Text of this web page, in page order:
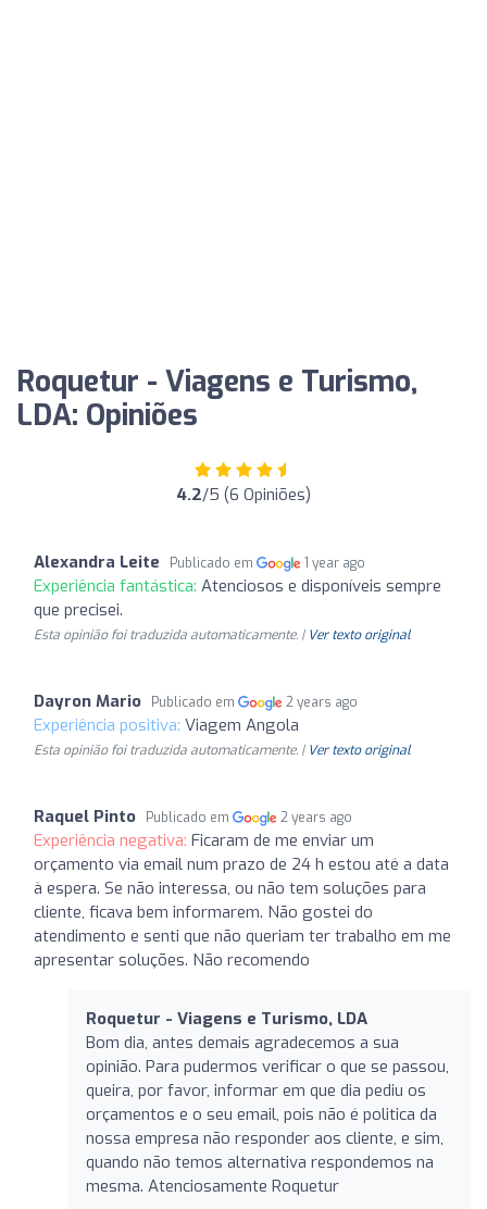
Roquetur - Viagens e Turismo,
LDA: Opiniões
4.2/5 (6 Opiniões)
Alexandra Leite Publicado em 1 year ago
Experiência fantástica: Atenciosos e disponíveis sempre
que precisei.
Esta opinião foi traduzida automaticamente. | Ver texto original
Dayron Mario Publicado em 2 years ago
Experiência positiva: Viagem Angola
Esta opinião foi traduzida automaticamente. | Ver texto original
Raquel Pinto Publicado em 2 years ago
Experiência negativa: Ficaram de me enviar um
orçamento via email num prazo de 24 h estou até a data
à espera. Se não interessa, ou não tem soluções para
cliente, ficava bem informarem. Não gostei do
atendimento e senti que não queriam ter trabalho em me
apresentar soluções. Não recomendo
Roquetur - Viagens e Turismo, LDA
Bom dia, antes demais agradecemos a sua
opinião. Para pudermos verificar o que se passou,
queira, por favor, informar em que dia pediu os
orçamentos e o seu email, pois não é politica da
nossa empresa não responder aos cliente, e sim,
quando não temos alternativa respondemos na
mesma. Atenciosamente Roquetur